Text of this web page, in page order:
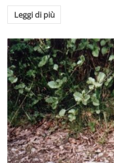
Leggi di più